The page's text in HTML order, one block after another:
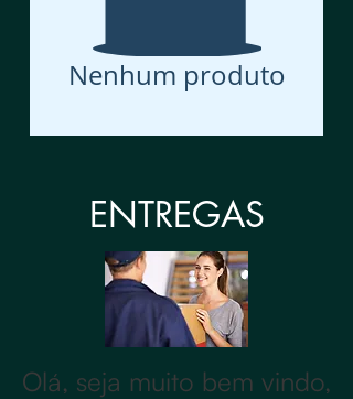
Nenhum produto
ENTREGAS
Olá, seja muito bem vindo,